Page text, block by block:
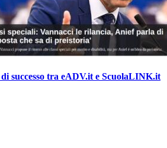
successo tra eADV.it e ScuolaLINK.it